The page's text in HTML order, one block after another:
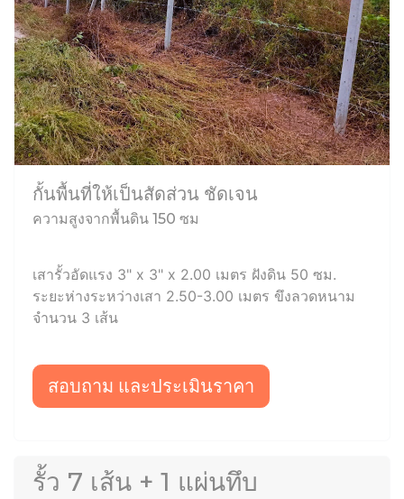
กั้นพื้นที่ให้เป็นสัดส่วน ชัดเจน
ความสูงจากพื้นดิน 150 ซม
เสารั้วอัดแรง 3" x 3" x 2.00 เมตร ฝังดิน 50 ซม.
ระยะห่างระหว่างเสา 2.50-3.00 เมตร ขึงลวดหนาม
จำนวน 3 เส้น
สอบถาม และประเมินราคา
รั้ว 7 เส้น + 1 แผ่นทึบ